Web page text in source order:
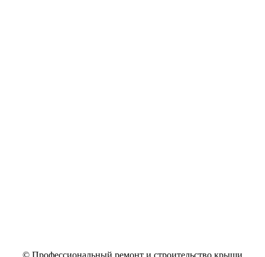
© Профессиональный ремонт и строительство крыши